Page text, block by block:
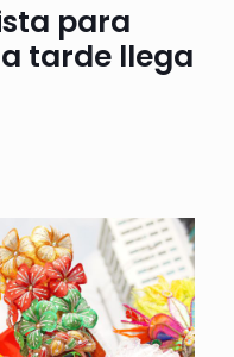
para
tarde llega